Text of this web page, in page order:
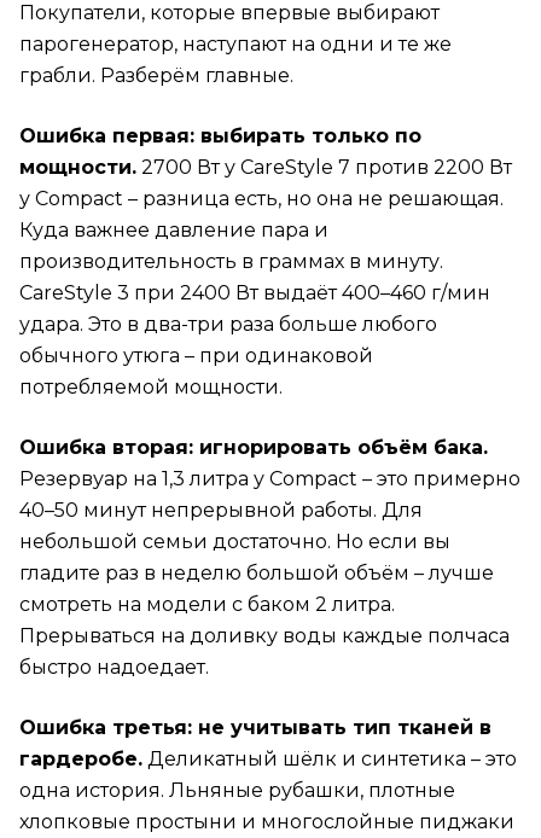
Покупатели, которые впервые выбирают
парогенератор, наступают на одни и те же
грабли. Разберём главные.
Ошибка первая: выбирать только по
мощности. 2700 Вт у CareStyle 7 против 2200 Вт
у Compact – разница есть, но она не решающая.
Куда важнее давление пара и
производительность в граммах в минуту.
CareStyle 3 при 2400 Вт выдаёт 400–460 г/мин
удара. Это в два-три раза больше любого
обычного утюга – при одинаковой
потребляемой мощности.
Ошибка вторая: игнорировать объём бака.
Резервуар на 1,3 литра у Compact – это примерно
40–50 минут непрерывной работы. Для
небольшой семьи достаточно. Но если вы
гладите раз в неделю большой объём – лучше
смотреть на модели с баком 2 литра.
Прерываться на доливку воды каждые полчаса
быстро надоедает.
Ошибка третья: не учитывать тип тканей в
гардеробе. Деликатный шёлк и синтетика – это
одна история. Льняные рубашки, плотные
хлопковые простыни и многослойные пиджаки